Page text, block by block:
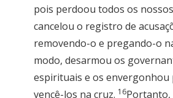
pois perdoou todos os
cancelou o registro de
removendo-o e pregando-o
modo, desarmou os
espirituais e os envergonhou
vencê-los na cruz. 16Portanto,